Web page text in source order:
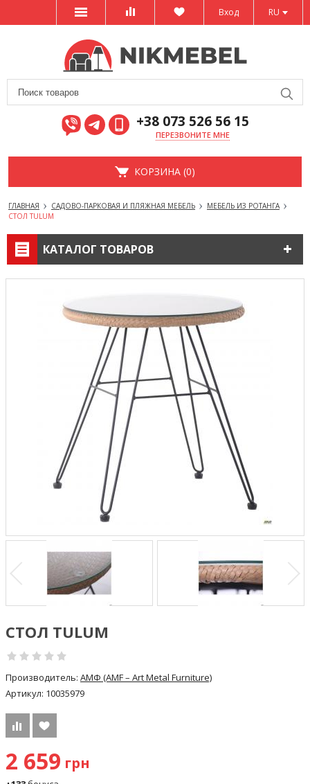
RU
Вход
+38 073 526 56 15
ПЕРЕЗВОНИТЕ МНЕ
КОРЗИНА (0)
ГЛАВНАЯ САДОВО-ПАРКОВАЯ И ПЛЯЖНАЯ МЕБЕЛЬ
МЕБЕЛЬ ИЗ РОТАНГА
СТОЛ TULUM
КАТАЛОГ ТОВАРОВ
СТОЛ TULUM
Производитель: АМФ (AMF – Art Metal Furniture)
Артикул: 10035979
2 659 грн